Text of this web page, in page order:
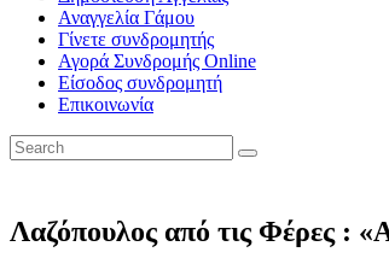
Αναγγελία Γάμου
Γίνετε συνδρομητής
Αγορά Συνδρομής Online
Είσοδος συνδρομητή
Επικοινωνία
Λαζόπουλος από τις Φέρες :